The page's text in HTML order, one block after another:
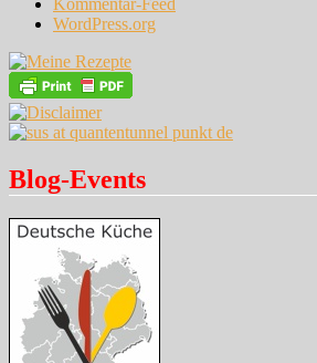
WordPress.org
Blog-Events